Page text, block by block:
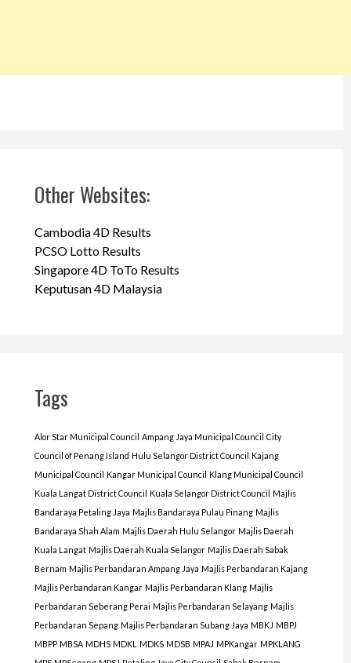
Other Websites:
Cambodia 4D Results
PCSO Lotto Results
Singapore 4D ToTo Results
Keputusan 4D Malaysia
Tags
Alor Star Municipal Council Ampang Jaya Municipal Council City
Council of Penang Island Hulu Selangor District Council Kajang
Municipal Council Kangar Municipal Council Klang Municipal Council
Kuala Langat District Council Kuala Selangor District Council Majlis
Bandaraya Petaling Jaya Majlis Bandaraya Pulau Pinang Majlis
Bandaraya Shah Alam Majlis Daerah Hulu Selangor Majlis Daerah
Kuala Langat Majlis Daerah Kuala Selangor Majlis Daerah Sabak
Bernam Majlis Perbandaran Ampang Jaya Majlis Perbandaran Kajang
Majlis Perbandaran Kangar Majlis Perbandaran Klang Majlis
Perbandaran Seberang Perai Majlis Perbandaran Selayang Majlis
Perbandaran Sepang Majlis Perbandaran Subang Jaya MBKJ MBPJ
MBPP MBSA MDHS MDKL MDKS MDSB MPAJ MPKangar MPKLANG